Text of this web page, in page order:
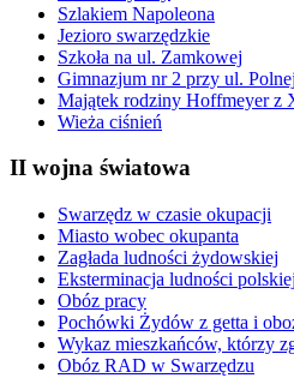
Szlakiem Napoleona
Jezioro swarzędzkie
Szkoła na ul. Zamkowej
Gimnazjum nr 2 przy ul. Polnej
Majątek rodziny Hoffmeyer z
Wieża ciśnień
II wojna światowa
Swarzędz w czasie okupacji
Miasto wobec okupanta
Zagłada ludności żydowskiej
Eksterminacja ludności polskiej
Obóz pracy
Pochówki Żydów z getta i
Wykaz mieszkańców, którzy
Obóz RAD w Swarzędzu